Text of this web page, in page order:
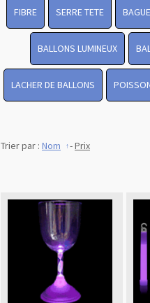
FIBRE SERRE TETE
BALLONS LUMINEUX
LACHER DE BALLONS
Trier par : Nom -Prix